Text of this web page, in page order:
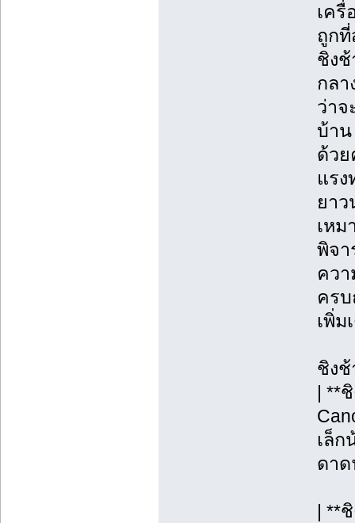
เครื่
ถูกที่
ชิงช้
กลา
ว่าจ
บ้าน
ด้วย
แร
ยาว
เหม
พิจา
ควา
คร
เพิ่ม
ชิงช้
| **
เล็ก
ดา
| **